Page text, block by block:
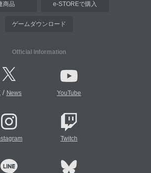
商品 e-STOREで購入
ゲームダウンロード
Official Information
/ News YouTube
Twitch